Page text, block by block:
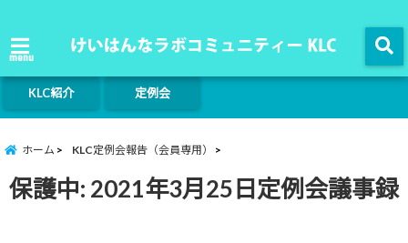
menu
KLC紹介 定例会
ホーム KLC定例会報告（会員専用）
保護中: 2021年3月25日定例会議事録